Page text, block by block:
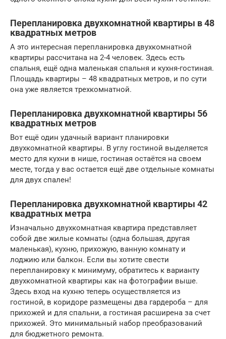
Перепланировка двухкомнатной квартиры в 48
квадратных метров
А это интересная перепланировка двухкомнатной
квартиры рассчитана на 2-4 человек. Здесь есть
спальня, ещё одна маленькая спальня и кухня-гостиная.
Площадь квартиры – 48 квадратных метров, и по сути
она уже является трехкомнатной.
Перепланировка двухкомнатной квартиры 56
квадратных метров
Вот ещё один удачный вариант планировки
двухкомнатной квартиры. В углу гостиной выделяется
место для кухни в нише, гостиная остаётся на своем
месте, тогда у вас остается ещё две отдельные комнаты
для двух спален!
Перепланировка двухкомнатной квартиры 42
квадратных метра
Изначально двухкомнатная квартира представляет
собой две жилые комнаты (одна большая, другая
маленькая), кухню, прихожую, ванную комнату и
лоджию или балкон. Если вы хотите свести
перепланировку к минимуму, обратитесь к варианту
двухкомнатной квартиры как на фотографии выше.
Здесь вход на кухню теперь осуществляется из
гостиной, в коридоре размещены два гардероба – для
прихожей и для спальни, а гостиная расширена за счет
прихожей. Это минимальный набор преобразований
для бюджетного ремонта.